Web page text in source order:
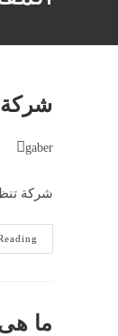
شركة
Post
gaber
شركة
ما